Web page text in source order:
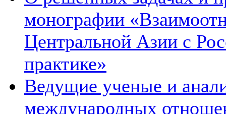
монографии
Центральной Азии с
практике»
Ведущие ученые и
международных